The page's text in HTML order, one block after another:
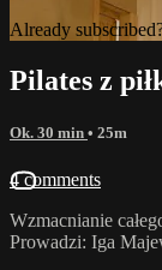
Already
Pilates z
Ok. 30 min • 25m
4 comments
Wzmacnianie
Prowadzi: Iga